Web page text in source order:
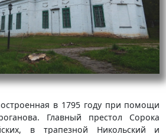
в 1795 году при помощи
Главный престол Сорока
в трапезной Никольский и